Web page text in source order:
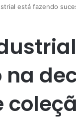
está fazendo
na